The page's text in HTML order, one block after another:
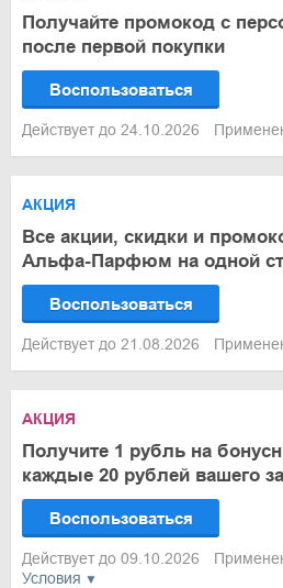
Получайте промокод с
после первой покупки
Воспользоваться
Действует до 24.10.2026
АКЦИЯ
Все акции, скидки и
Альфа-Парфюм на одной
Воспользоваться
Действует до 21.08.2026
Условия
АКЦИЯ
Получите 1 рубль на
каждые 20 рублей вашего
Воспользоваться
Действует до 09.10.2026